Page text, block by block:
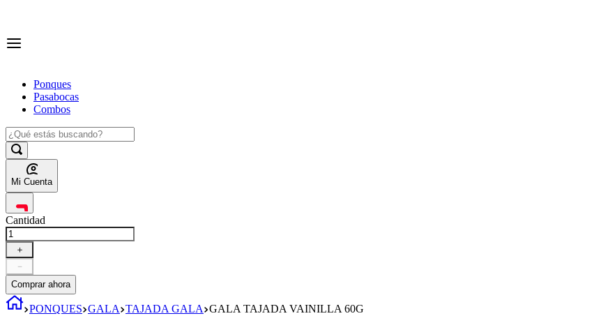
Ponques
Pasabocas
Combos
Mi Cuenta
Cantidad
＋
－
Comprar ahora
PONQUES GALA TAJADA GALA GALA TAJADA VAINILLA 60G